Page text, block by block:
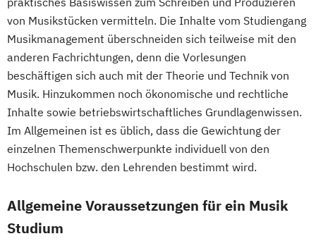
von Musikstücken vermitteln. Die Inhalte vom Studiengang
Musikmanagement überschneiden sich teilweise mit den
anderen Fachrichtungen, denn die Vorlesungen
beschäftigen sich auch mit der Theorie und Technik von
Musik. Hinzukommen noch ökonomische und rechtliche
Inhalte sowie betriebswirtschaftliches Grundlagenwissen.
Im Allgemeinen ist es üblich, dass die Gewichtung der
einzelnen Themenschwerpunkte individuell von den
Hochschulen bzw. den Lehrenden bestimmt wird.
Allgemeine Voraussetzungen für ein Musik
Studium